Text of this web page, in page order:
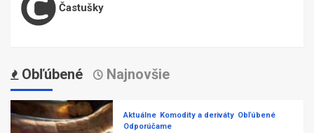
Častušky
Obľúbené Najnovšie
Aktuálne Komodity a deriváty Obľúbené
Odporúčame